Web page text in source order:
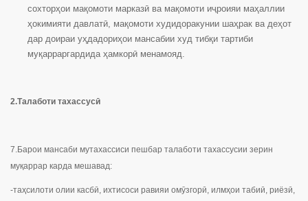
сохторҳои мақомоти марказӣ ва мақомоти иҷроияи маҳаллии
ҳокимияти давлатӣ, мақомоти худидоракунии шаҳрак ва деҳот
дар доираи уҳдадориҳои мансабии худ тибқи тартиби
муқарраргардида ҳамкорӣ менамояд.
2.Талаботи тахассусӣ
7.Барои мансаби мутахассиси пешбар талаботи тахассусии зерин
муқаррар карда мешавад:
-таҳсилоти олии касбӣ, ихтисоси равияи омӯзгорӣ, илмҳои табиӣ, риёзӣ,